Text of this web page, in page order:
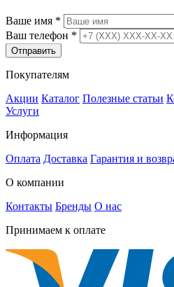
Ваше имя *
Ваш телефон *
Отправить
Покупателям
Акции Каталог Полезные статьи
Услуги
Информация
Оплата Доставка Гарантия и
О компании
Контакты Бренды О нас
Принимаем к оплате